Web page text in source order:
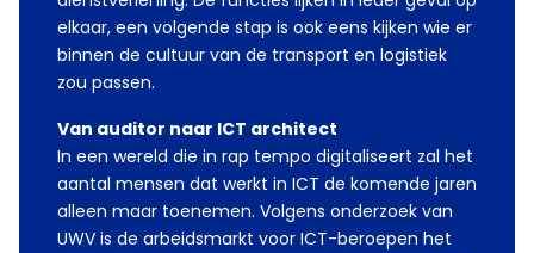
elkaar, een volgende stap is ook eens kijken wie er
binnen de cultuur van de transport en logistiek
zou passen.
Van auditor naar ICT architect
In een wereld die in rap tempo digitaliseert zal het
aantal mensen dat werkt in ICT de komende jaren
alleen maar toenemen. Volgens onderzoek van
UWV is de arbeidsmarkt voor ICT-beroepen het